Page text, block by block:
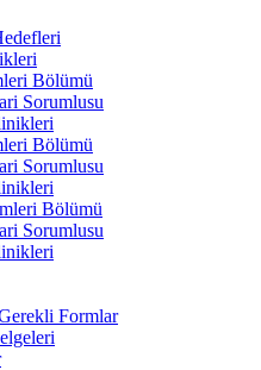
Bölümü
Sorumlusu
Bölümü
Sorumlusu
Bölümü
Sorumlusu
Formlar